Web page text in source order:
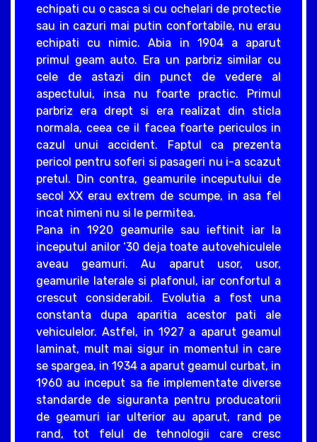
echipati cu o casca si cu ochelari de protectie
sau in cazuri mai putin confortabile, nu erau
echipati cu nimic. Abia in 1904 a aparut
primul geam auto. Era un parbriz similar cu
cele de astazi din punct de vedere al
aspectului, insa nu foarte practic. Primul
parbriz era drept si era realizat din sticla
normala, ceea ce il facea foarte periculos in
cazul unui accident. Faptul ca prezenta
pericol pentru soferi si pasageri nu i-a scazut
pretul. Din contra, geamurile inceputului de
secol XX erau extrem de scumpe, in asa fel
incat nimeni nu si le permitea.
Pana in 1920 geamurile sau ieftinit iar la
inceputul anilor ‘30 deja toate autovehiculele
aveau geamuri. Au aparut usor, usor,
geamurile laterale si plafonul, iar confortul a
crescut considerabil. Evolutia a fost una
constanta dupa aparitia acestor pati ale
vehiculelor. Astfel, in 1927 a aparut geamul
laminat, mult mai sigur in momentul in care
se spargea, in 1934 a aparut geamul curbat, in
1960 au inceput sa fie implementate diverse
standarde de siguranta pentru producatorii
de geamuri iar ulterior au aparut, rand pe
rand, tot felul de tehnologii care cresc